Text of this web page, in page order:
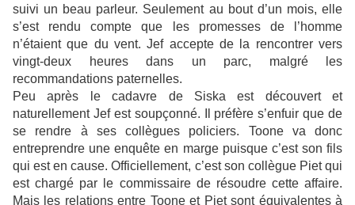
suivi un beau parleur. Seulement au bout d’un mois, elle
s’est rendu compte que les promesses de l’homme
n’étaient que du vent. Jef accepte de la rencontrer vers
vingt-deux heures dans un parc, malgré les
recommandations paternelles.
Peu après le cadavre de Siska est découvert et
naturellement Jef est soupçonné. Il préfère s’enfuir que de
se rendre à ses collègues policiers. Toone va donc
entreprendre une enquête en marge puisque c’est son fils
qui est en cause. Officiellement, c’est son collègue Piet qui
est chargé par le commissaire de résoudre cette affaire.
Mais les relations entre Toone et Piet sont équivalentes à